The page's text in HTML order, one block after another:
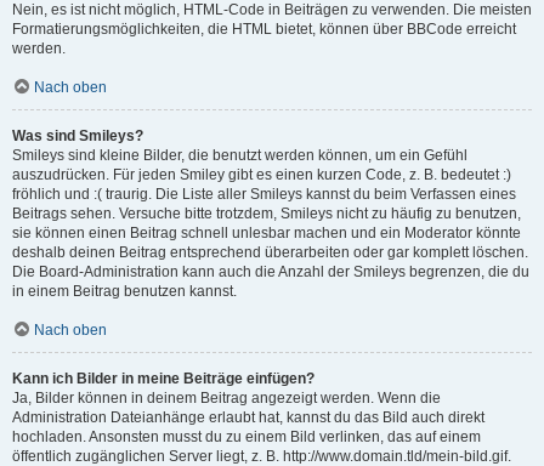
Nein, es ist nicht möglich, HTML-Code in Beiträgen zu verwenden. Die meisten
Formatierungsmöglichkeiten, die HTML bietet, können über BBCode erreicht
werden.
Nach oben
Was sind Smileys?
Smileys sind kleine Bilder, die benutzt werden können, um ein Gefühl
auszudrücken. Für jeden Smiley gibt es einen kurzen Code, z. B. bedeutet :)
fröhlich und :( traurig. Die Liste aller Smileys kannst du beim Verfassen eines
Beitrags sehen. Versuche bitte trotzdem, Smileys nicht zu häufig zu benutzen,
sie können einen Beitrag schnell unlesbar machen und ein Moderator könnte
deshalb deinen Beitrag entsprechend überarbeiten oder gar komplett löschen.
Die Board-Administration kann auch die Anzahl der Smileys begrenzen, die du
in einem Beitrag benutzen kannst.
Nach oben
Kann ich Bilder in meine Beiträge einfügen?
Ja, Bilder können in deinem Beitrag angezeigt werden. Wenn die
Administration Dateianhänge erlaubt hat, kannst du das Bild auch direkt
hochladen. Ansonsten musst du zu einem Bild verlinken, das auf einem
öffentlich zugänglichen Server liegt, z. B. http://www.domain.tld/mein-bild.gif.